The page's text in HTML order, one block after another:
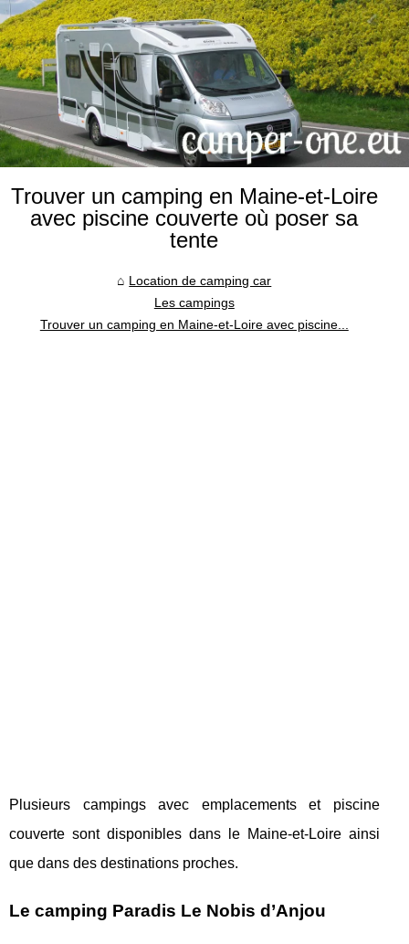
Trouver un camping en Maine-et-Loire
avec piscine couverte où poser sa
tente
Location de camping car
Les campings
Trouver un camping en Maine-et-Loire avec piscine...
Plusieurs campings avec emplacements et piscine
couverte sont disponibles dans le Maine-et-Loire ainsi
que dans des destinations proches.
Le camping Paradis Le Nobis d’Anjou